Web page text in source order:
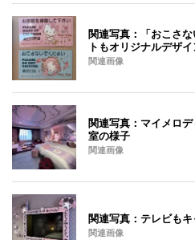
関連写真：「おこさ
トもオリジナルデザイ
関連画像
関連写真：マイメロ
室の様子
関連画像
関連写真：テレビも
関連画像